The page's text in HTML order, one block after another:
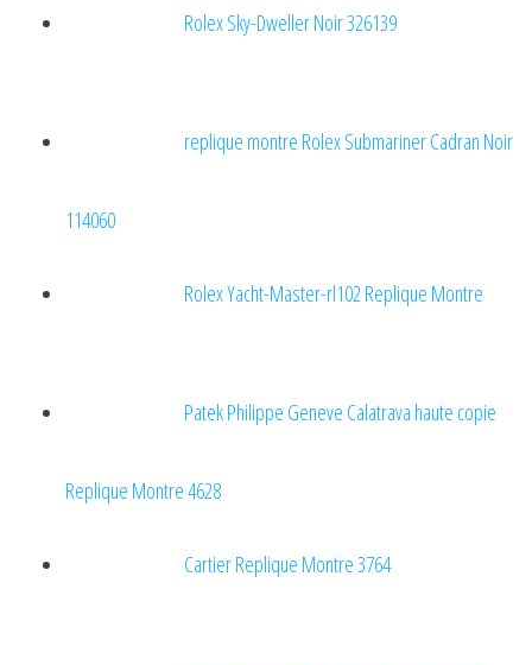
Rolex Sky-Dweller Noir 326139
replique montre Rolex Submariner Cadran Noir
114060
Rolex Yacht-Master-rl102 Replique Montre
Patek Philippe Geneve Calatrava haute copie
Replique Montre 4628
Cartier Replique Montre 3764